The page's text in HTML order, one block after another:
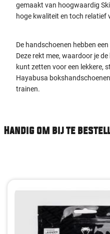
gemaakt van hoogwaardig
hoge kwaliteit en toch relatief
De handschoenen hebben
Deze rekt mee, waardoor je
kunt zetten voor een lekkere,
Hayabusa
trainen.
Handig om bij te